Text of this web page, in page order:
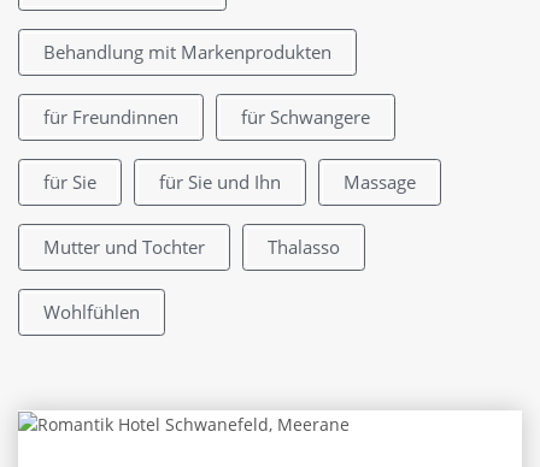
Behandlung mit Markenprodukten
für Freundinnen für Schwangere
für Sie für Sie und Ihn Massage
Mutter und Tochter Thalasso
Wohlfühlen